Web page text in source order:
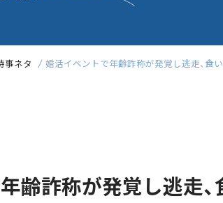
事ネタ 婚活イベントで年齢詐称が発覚し逃走、食
齢詐称が発覚し逃走、